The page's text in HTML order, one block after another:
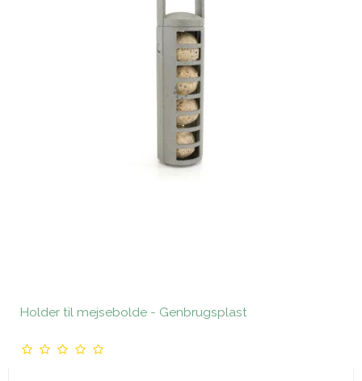
Holder til mejsebolde - Genbrugsplast